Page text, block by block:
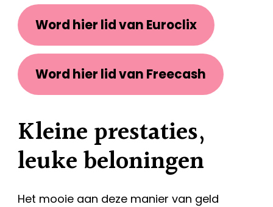
Word hier lid van Euroclix
Word hier lid van Freecash
Kleine prestaties,
leuke beloningen
Het mooie aan deze manier van geld